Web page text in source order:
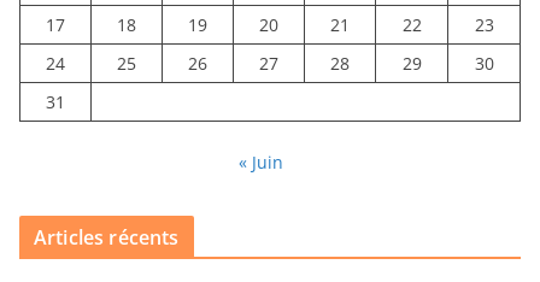
17
18 19 20 21 22
23
24
25 26 27 28 29
30
31
« Juin
Articles récents